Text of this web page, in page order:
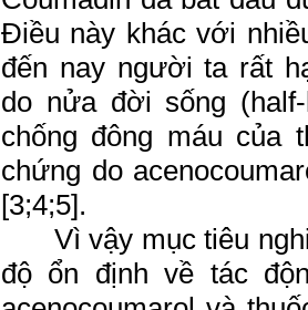
Điều này khác với
đến nay người ta rất
do nửa đời sống
chống đông máu của
chứng do
[3;4;5].
Vì vậy mục tiêu
độ ổn định về tác